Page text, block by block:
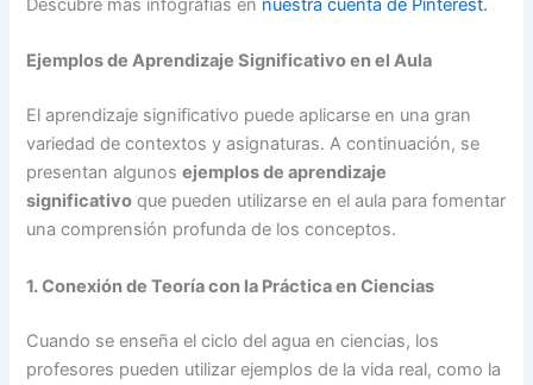
Descubre mas infografias en nuestra cuenta de Pinterest.
Ejemplos de Aprendizaje Significativo en el Aula
El aprendizaje significativo puede aplicarse en una gran
variedad de contextos y asignaturas. A continuación, se
presentan algunosejemplos de aprendizaje
significativo que pueden utilizarse en el aula para fomentar
una comprensión profunda de los conceptos.
1. Conexión de Teoría con la Práctica en Ciencias
Cuando se enseña el ciclo del agua en ciencias, los
profesores pueden utilizar ejemplos de la vida real, como la